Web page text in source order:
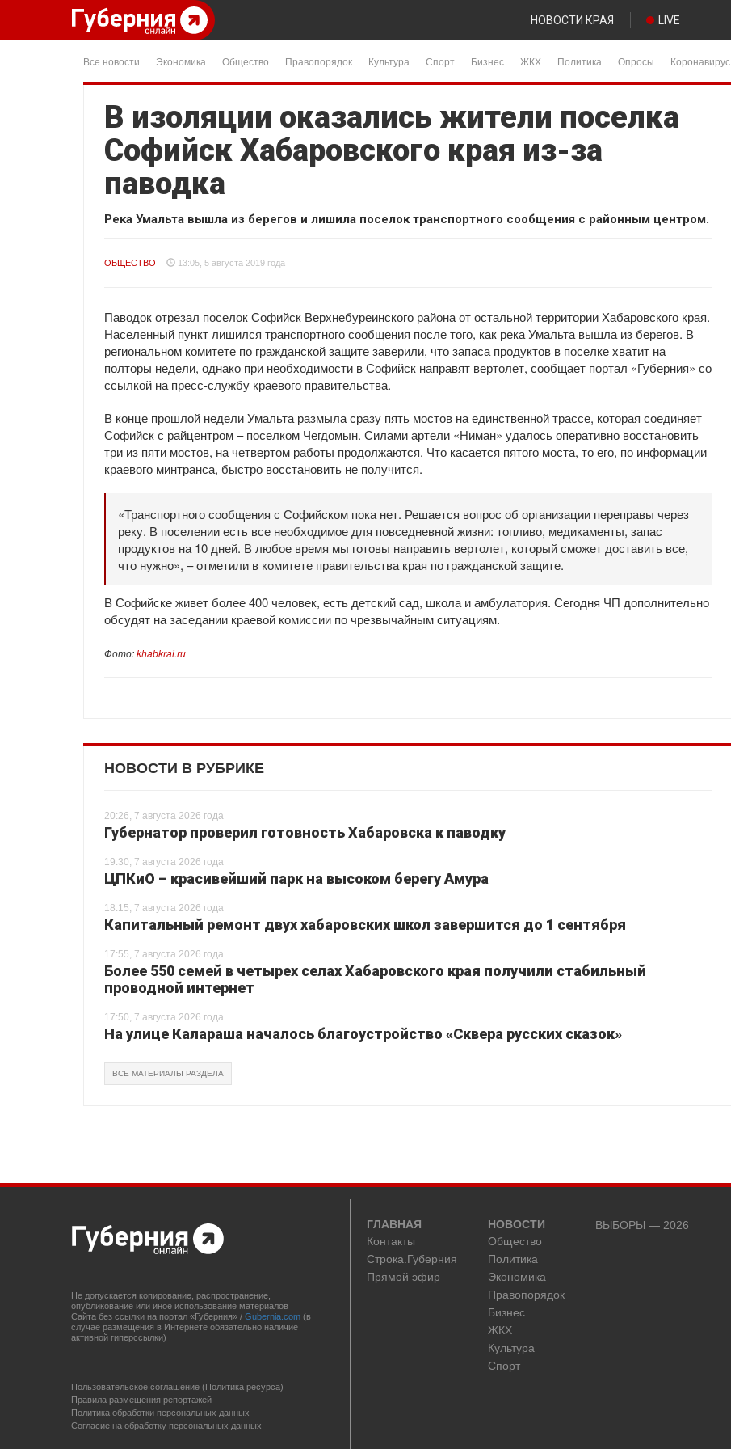
НОВОСТИ КРАЯ LIVE
Все новости Экономика Общество Правопорядок Культура Спорт Бизнес ЖКХ Политика Опросы Коронавирус
В изоляции оказались жители поселка
Софийск Хабаровского края из-за
паводка
Река Умальта вышла из берегов и лишила поселок транспортного сообщения с районным центром.
ОБЩЕСТВО 13:05, 5 августа 2019 года
Паводок отрезал поселок Софийск Верхнебуреинского района от остальной территории Хабаровского края.
Населенный пункт лишился транспортного сообщения после того, как река Умальта вышла из берегов. В
региональном комитете по гражданской защите заверили, что запаса продуктов в поселке хватит на
полторы недели, однако при необходимости в Софийск направят вертолет, сообщает портал «Губерния» со
ссылкой на пресс-службу краевого правительства.
В конце прошлой недели Умальта размыла сразу пять мостов на единственной трассе, которая соединяет
Софийск с райцентром – поселком Чегдомын. Силами артели «Ниман» удалось оперативно восстановить
три из пяти мостов, на четвертом работы продолжаются. Что касается пятого моста, то его, по информации
краевого минтранса, быстро восстановить не получится.
«Транспортного сообщения с Софийском пока нет. Решается вопрос об организации переправы через
реку. В поселении есть все необходимое для повседневной жизни: топливо, медикаменты, запас
продуктов на 10 дней. В любое время мы готовы направить вертолет, который сможет доставить все,
что нужно», – отметили в комитете правительства края по гражданской защите.
В Софийске живет более 400 человек, есть детский сад, школа и амбулатория. Сегодня ЧП дополнительно
обсудят на заседании краевой комиссии по чрезвычайным ситуациям.
Фото:khabkrai.ru
НОВОСТИ В РУБРИКЕ
20:26, 7 августа 2026 года
Губернатор проверил готовность Хабаровска к паводку
19:30, 7 августа 2026 года
ЦПКиО – красивейший парк на высоком берегу Амура
18:15, 7 августа 2026 года
Капитальный ремонт двух хабаровских школ завершится до 1 сентября
17:55, 7 августа 2026 года
Более 550 семей в четырех селах Хабаровского края получили стабильный
проводной интернет
17:50, 7 августа 2026 года
На улице Калараша началось благоустройство «Сквера русских сказок»
ВСЕ МАТЕРИАЛЫ РАЗДЕЛА
Не допускается копирование, распространение,
опубликование или иное использование материалов
Сайта без ссылки на портал «Губерния» / Gubernia.com (в
случае размещения в Интернете обязательно наличие
активной гиперссылки)
Пользовательское соглашение (Политика ресурса)
Правила размещения репортажей
Политика обработки персональных данных
Согласие на обработку персональных данных
ГЛАВНАЯ
Контакты
Строка.Губерния
Прямой эфир
НОВОСТИ
Общество
Политика
Экономика
Правопорядок
Бизнес
ЖКХ
Культура
Спорт
ВЫБОРЫ — 2026